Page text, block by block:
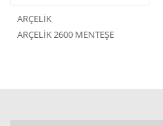
ARÇELİK
ARÇELİK 2600 MENTEŞE